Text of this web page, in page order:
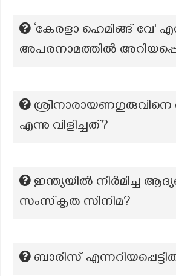
‘കേരളാ ഹെമിങ്ങ് വേ'
അപരനാമത്തില്‍
ശ്രീനാരായണഗുരുവിനെ
എന്നു വിളിച്ചത്?
ഇന്ത്യയിൽ നിർമിച്ച
സംസ്‌കൃത സിനിമ?
ബാരിസ്